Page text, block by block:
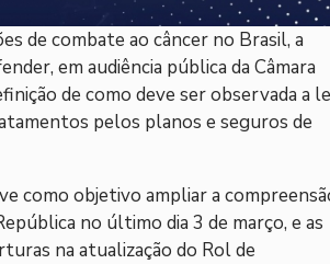
de combate ao câncer no Brasil, a
em audiência pública da Câmara
de como deve ser observada a
pelos planos e seguros de
como objetivo ampliar a
no último dia 3 de março, e as
na atualização do Rol de